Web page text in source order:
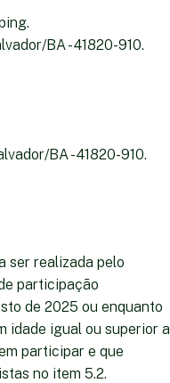
BA - 41820-910.
BA - 41820-910.
ser realizada pelo
participação
de 2025 ou enquanto
idade igual ou superior a
participar e que
no item 5.2.